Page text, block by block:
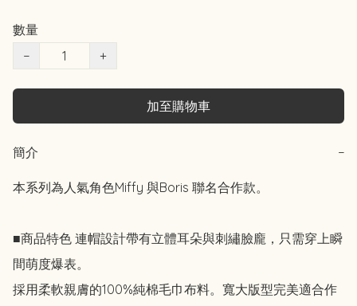
數量
−
+
加至購物車
簡介 −
本系列為人氣角色Miffy 與Boris 聯名合作款。
■商品特色 連帽設計帶有立體耳朵與刺繡臉龐，只需穿上瞬
間萌度爆表。
採用柔軟親膚的100%純棉毛巾布料。寬大版型完美適合作